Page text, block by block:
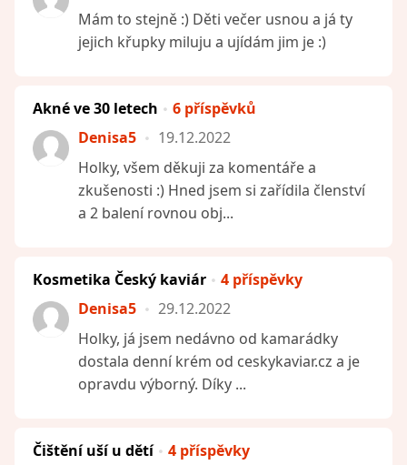
Mám to stejně :) Děti večer usnou a já ty
jejich křupky miluju a ujídám jim je :)
Akné ve 30 letech
6 příspěvků
Denisa5
19.12.2022
Holky, všem děkuji za komentáře a
zkušenosti :) Hned jsem si zařídila členství
a 2 balení rovnou obj...
Kosmetika Český kaviár
4 příspěvky
Denisa5
29.12.2022
Holky, já jsem nedávno od kamarádky
dostala denní krém od ceskykaviar.cz a je
opravdu výborný. Díky ...
Čištění uší u dětí 4 příspěvky